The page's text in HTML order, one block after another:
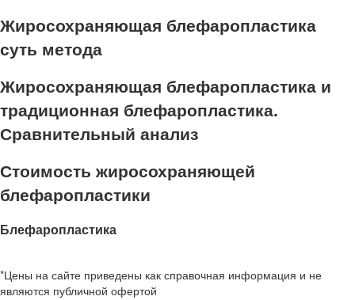
Жиросохраняющая блефаропластика
суть метода
Жиросохраняющая блефаропластика и
традиционная блефаропластика.
Сравнительный анализ
Стоимость жиросохраняющей
блефаропластики
Блефаропластика
*Цены на сайте приведены как справочная информация и не
являются публичной офертой